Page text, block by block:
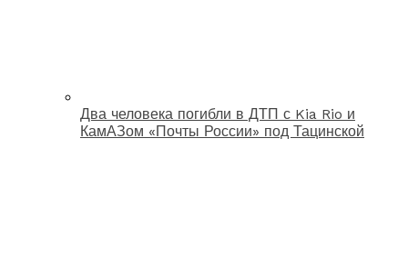
Два человека погибли в ДТП с Kia Rio и
КамАЗом «Почты России» под Тацинской